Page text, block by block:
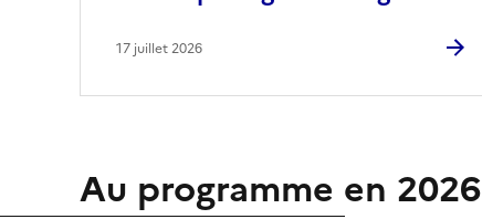
17 juillet 2026
Au programme en 2026